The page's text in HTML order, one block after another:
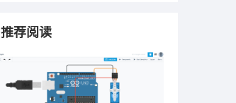
推荐阅读